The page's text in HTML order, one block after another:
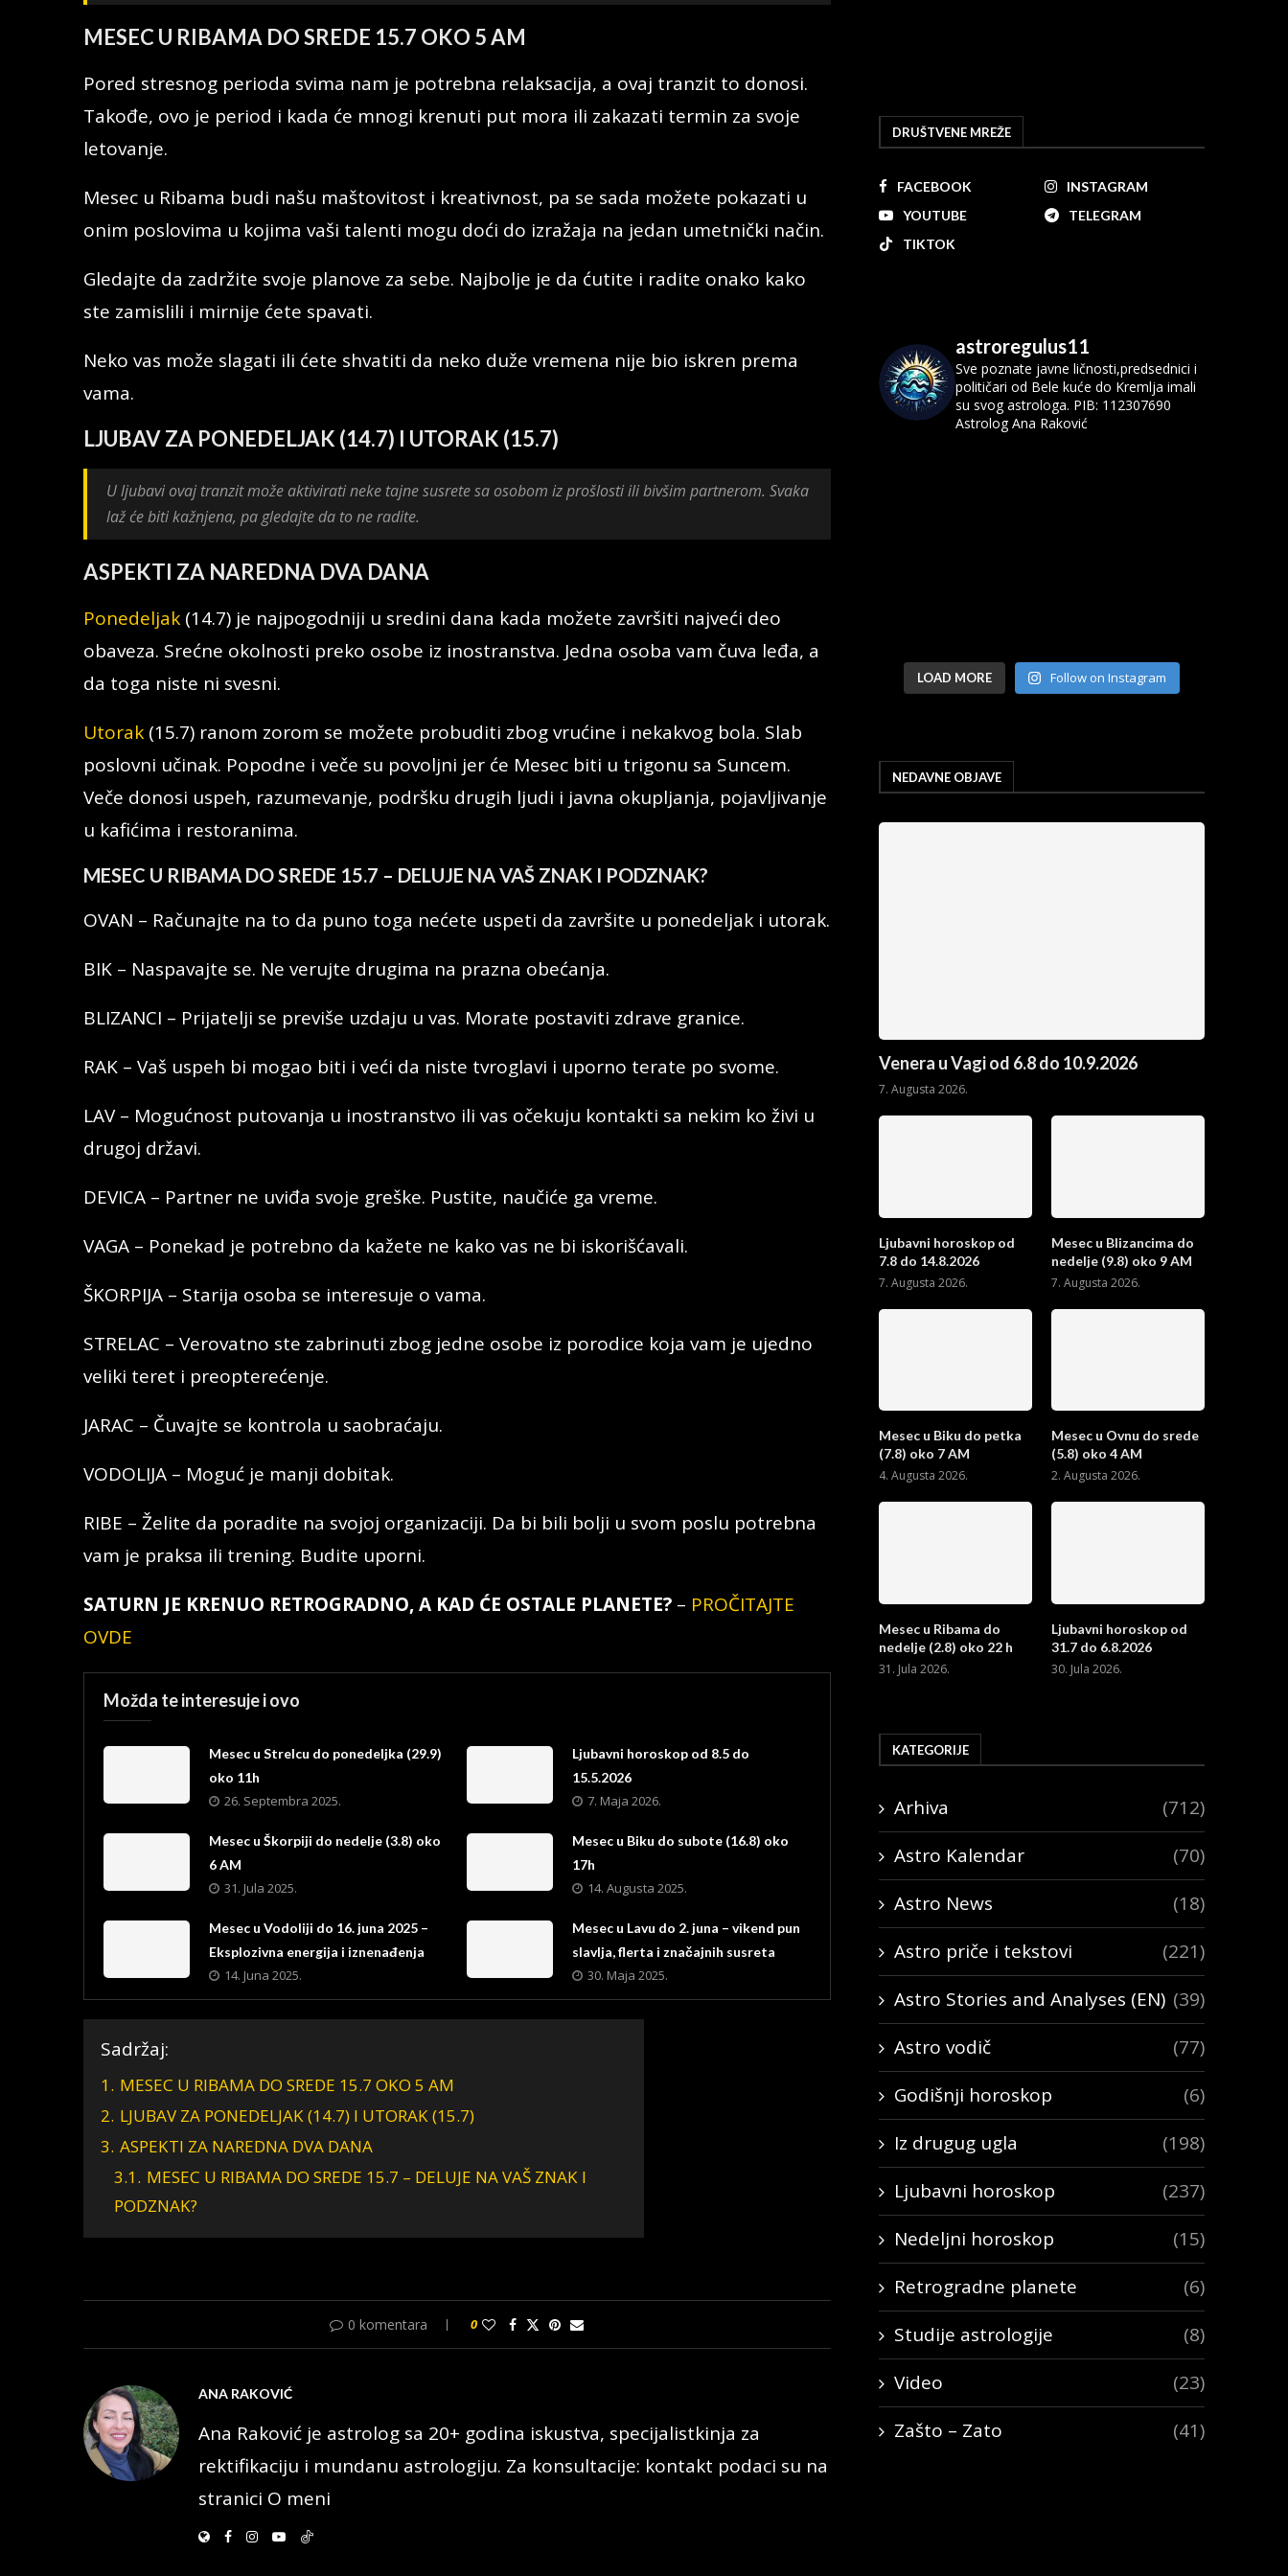
MESEC U RIBAMA DO SREDE 15.7 OKO 5 AM
Pored stresnog perioda svima nam je potrebna relaksacija, a ovaj tranzit to donosi.
Takođe, ovo je period i kada će mnogi krenuti put mora ili zakazati termin za svoje
letovanje.
Mesec u Ribama budi našu maštovitost i kreativnost, pa se sada možete pokazati u
onim poslovima u kojima vaši talenti mogu doći do izražaja na jedan umetnički način.
Gledajte da zadržite svoje planove za sebe. Najbolje je da ćutite i radite onako kako
ste zamislili i mirnije ćete spavati.
Neko vas može slagati ili ćete shvatiti da neko duže vremena nije bio iskren prema
vama.
LJUBAV ZA PONEDELJAK (14.7) I UTORAK (15.7)
U ljubavi ovaj tranzit može aktivirati neke tajne susrete sa osobom iz prošlosti ili bivšim partnerom. Svaka
laž će biti kažnjena, pa gledajte da to ne radite.
ASPEKTI ZA NAREDNA DVA DANA
Ponedeljak (14.7) je najpogodniji u sredini dana kada možete završiti najveći deo
obaveza. Srećne okolnosti preko osobe iz inostranstva. Jedna osoba vam čuva leđa, a
da toga niste ni svesni.
Utorak (15.7) ranom zorom se možete probuditi zbog vrućine i nekakvog bola. Slab
poslovni učinak. Popodne i veče su povoljni jer će Mesec biti u trigonu sa Suncem.
Veče donosi uspeh, razumevanje, podršku drugih ljudi i javna okupljanja, pojavljivanje
u kafićima i restoranima.
MESEC U RIBAMA DO SREDE 15.7 – DELUJE NA VAŠ ZNAK I PODZNAK?
OVAN – Računajte na to da puno toga nećete uspeti da završite u ponedeljak i utorak.
BIK – Naspavajte se. Ne verujte drugima na prazna obećanja.
BLIZANCI – Prijatelji se previše uzdaju u vas. Morate postaviti zdrave granice.
RAK – Vaš uspeh bi mogao biti i veći da niste tvroglavi i uporno terate po svome.
LAV – Mogućnost putovanja u inostranstvo ili vas očekuju kontakti sa nekim ko živi u
drugoj državi.
DEVICA – Partner ne uviđa svoje greške. Pustite, naučiće ga vreme.
VAGA – Ponekad je potrebno da kažete ne kako vas ne bi iskorišćavali.
ŠKORPIJA – Starija osoba se interesuje o vama.
STRELAC – Verovatno ste zabrinuti zbog jedne osobe iz porodice koja vam je ujedno
veliki teret i preopterećenje.
JARAC – Čuvajte se kontrola u saobraćaju.
VODOLIJA – Moguć je manji dobitak.
RIBE – Želite da poradite na svojoj organizaciji. Da bi bili bolji u svom poslu potrebna
vam je praksa ili trening. Budite uporni.
SATURN JE KRENUO RETROGRADNO, A KAD ĆE OSTALE PLANETE? – PROČITAJTE
OVDE
Možda te interesuje i ovo
Mesec u Strelcu do ponedeljka (29.9)
oko 11h
26. Septembra 2025.
Ljubavni horoskop od 8.5 do
15.5.2026
7. Maja 2026.
Mesec u Škorpiji do nedelje (3.8) oko
6 AM
31. Jula 2025.
Mesec u Biku do subote (16.8) oko
17h
14. Augusta 2025.
Mesec u Vodoliji do 16. juna 2025 –
Eksplozivna energija i iznenađenja
14. Juna 2025.
Mesec u Lavu do 2. juna – vikend pun
slavlja, flerta i značajnih susreta
30. Maja 2025.
Sadržaj:
1. MESEC U RIBAMA DO SREDE 15.7 OKO 5 AM
2. LJUBAV ZA PONEDELJAK (14.7) I UTORAK (15.7)
3. ASPEKTI ZA NAREDNA DVA DANA
3.1. MESEC U RIBAMA DO SREDE 15.7 – DELUJE NA VAŠ ZNAK I
PODZNAK?
0 komentara 0
ANA RAKOVIĆ
Ana Raković je astrolog sa 20+ godina iskustva, specijalistkinja za
rektifikaciju i mundanu astrologiju. Za konsultacije: kontakt podaci su na
stranici O meni
DRUŠTVENE MREŽE
FACEBOOK
INSTAGRAM
YOUTUBE
TELEGRAM
TIKTOK
astroregulus11
Sve poznate javne ličnosti,predsednici i
političari od Bele kuće do Kremlja imali
su svog astrologa. PIB: 112307690
Astrolog Ana Raković
LOAD MORE Follow on Instagram
NEDAVNE OBJAVE
Venera u Vagi od 6.8 do 10.9.2026
7. Augusta 2026.
Ljubavni horoskop od
7.8 do 14.8.2026
7. Augusta 2026.
Mesec u Blizancima do
nedelje (9.8) oko 9 AM
7. Augusta 2026.
Mesec u Biku do petka
(7.8) oko 7 AM
4. Augusta 2026.
Mesec u Ovnu do srede
(5.8) oko 4 AM
2. Augusta 2026.
Mesec u Ribama do
nedelje (2.8) oko 22 h
31. Jula 2026.
Ljubavni horoskop od
31.7 do 6.8.2026
30. Jula 2026.
KATEGORIJE
Arhiva
(712)
Astro Kalendar
(70)
Astro News
(18)
Astro priče i tekstovi
(221)
Astro Stories and Analyses (EN) (39)
Astro vodič
(77)
Godišnji horoskop
(6)
Iz drugug ugla
(198)
Ljubavni horoskop
(237)
Nedeljni horoskop
(15)
Retrogradne planete
(6)
Studije astrologije
(8)
Video
(23)
Zašto – Zato
(41)